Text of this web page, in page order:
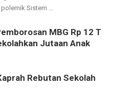
Sistem ...
MBG Rp 12 T
Jutaan Anak
Rebutan Sekolah